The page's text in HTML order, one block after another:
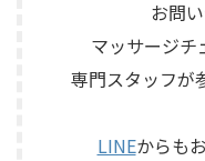
お問
マッサージチ
専門スタッフが
LINEからも